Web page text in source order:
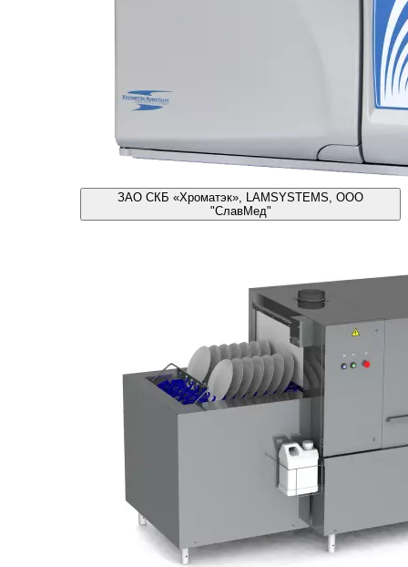
ЗАО СКБ «Хроматэк», LAMSYSTEMS, ООО
"СлавМед"